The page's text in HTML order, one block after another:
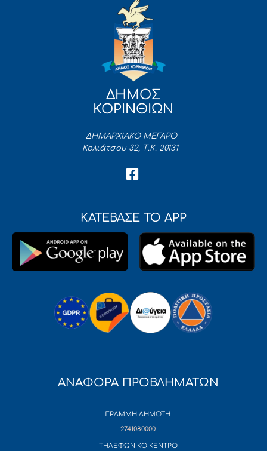
ΔΗΜΟΣ
ΚΟΡΙΝΘΙΩΝ
ΔΗΜΑΡΧΙΑΚΟ ΜΕΓΑΡΟ
Κολιάτσου 32, Τ.Κ. 20131
ΚΑΤΕΒΑΣΕ ΤΟ APP
ΑΝΑΦΟΡΑ ΠΡΟΒΛΗΜΑΤΩΝ
ΓΡΑΜΜΗ ΔΗΜΟΤΗ
2741080000
ΤΗΛΕΦΩΝΙΚΟ ΚΕΝΤΡΟ